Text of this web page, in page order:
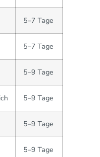
5–7 Tage
5–7 Tage
5–9 Tage
5–9 Tage
5–9 Tage
5–9 Tage